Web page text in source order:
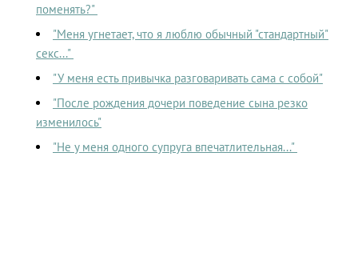
поменять?"
"Меня угнетает, что я люблю обычный "стандартный"
секс..."
"У меня есть привычка разговаривать сама с собой"
"После рождения дочери поведение сына резко
изменилось"
"Не у меня одного супруга впечатлительная..."